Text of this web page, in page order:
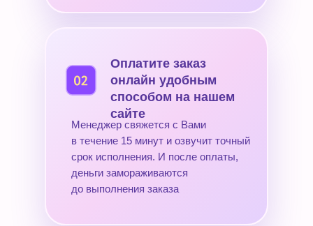
Менеджер свяжется с Вами
в течение 15 минут и озвучит точный
срок исполнения. И после оплаты,
деньги замораживаются
до выполнения заказа
Оплатите заказ
онлайн удобным
способом на нашем
сайте